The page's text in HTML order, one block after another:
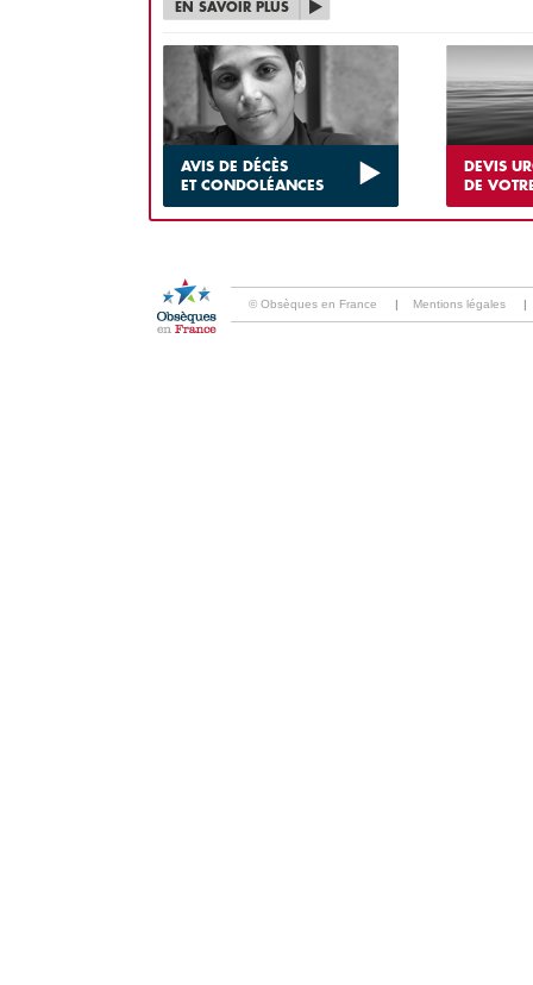
EN SAVOIR PLUS
AVIS DE DÉCÈS
ET CONDOLÉANCES
DEVIS
DE
© Obsèques en France | Mentions légales |